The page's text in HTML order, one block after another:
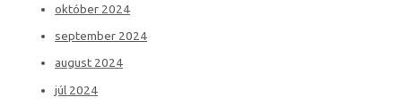
október 2024
september 2024
august 2024
júl 2024